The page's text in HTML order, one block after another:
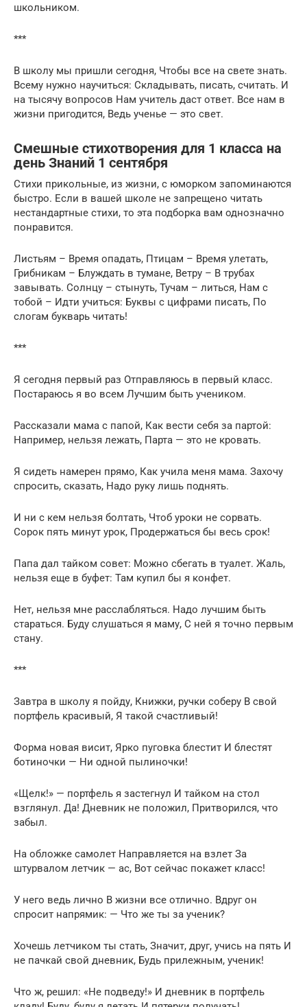
школьником.
***
В школу мы пришли сегодня, Чтобы все на свете знать.
Всему нужно научиться: Складывать, писать, считать. И
на тысячу вопросов Нам учитель даст ответ. Все нам в
жизни пригодится, Ведь ученье — это свет.
Смешные стихотворения для 1 класса на
день Знаний 1 сентября
Стихи прикольные, из жизни, с юморком запоминаются
быстро. Если в вашей школе не запрещено читать
нестандартные стихи, то эта подборка вам однозначно
понравится.
Листьям – Время опадать, Птицам – Время улетать,
Грибникам – Блуждать в тумане, Ветру – В трубах
завывать. Солнцу – стынуть, Тучам – литься, Нам с
тобой – Идти учиться: Буквы с цифрами писать, По
слогам букварь читать!
***
Я сегодня первый раз Отправляюсь в первый класс.
Постараюсь я во всем Лучшим быть учеником.
Рассказали мама с папой, Как вести себя за партой:
Например, нельзя лежать, Парта — это не кровать.
Я сидеть намерен прямо, Как учила меня мама. Захочу
спросить, сказать, Надо руку лишь поднять.
И ни с кем нельзя болтать, Чтоб уроки не сорвать.
Сорок пять минут урок, Продержаться бы весь срок!
Папа дал тайком совет: Можно сбегать в туалет. Жаль,
нельзя еще в буфет: Там купил бы я конфет.
Нет, нельзя мне расслабляться. Надо лучшим быть
стараться. Буду слушаться я маму, С ней я точно первым
стану.
***
Завтра в школу я пойду, Книжки, ручки соберу В свой
портфель красивый, Я такой счастливый!
Форма новая висит, Ярко пуговка блестит И блестят
ботиночки — Ни одной пылиночки!
«Щелк!» — портфель я застегнул И тайком на стол
взглянул. Да! Дневник не положил, Притворился, что
забыл.
На обложке самолет Направляется на взлет За
штурвалом летчик — ас, Вот сейчас покажет класс!
У него ведь лично В жизни все отлично. Вдруг он
спросит напрямик: — Что же ты за ученик?
Хочешь летчиком ты стать, Значит, друг, учись на пять И
не пачкай свой дневник, Будь прилежным, ученик!
Что ж, решил: «Не подведу!» И дневник в портфель